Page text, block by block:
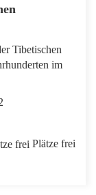
Tibetischen
im
Plätze frei